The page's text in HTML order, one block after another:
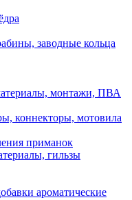
заводные кольца
монтажи, ПВА
коннекторы, мотовила
приманок
гильзы
ароматические